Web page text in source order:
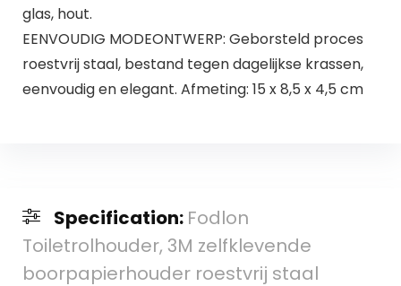
glas, hout.
EENVOUDIG MODEONTWERP: Geborsteld proces
roestvrij staal, bestand tegen dagelijkse krassen,
eenvoudig en elegant. Afmeting: 15 x 8,5 x 4,5 cm
Specification: Fodlon
Toiletrolhouder, 3M zelfklevende
boorpapierhouder roestvrij staal